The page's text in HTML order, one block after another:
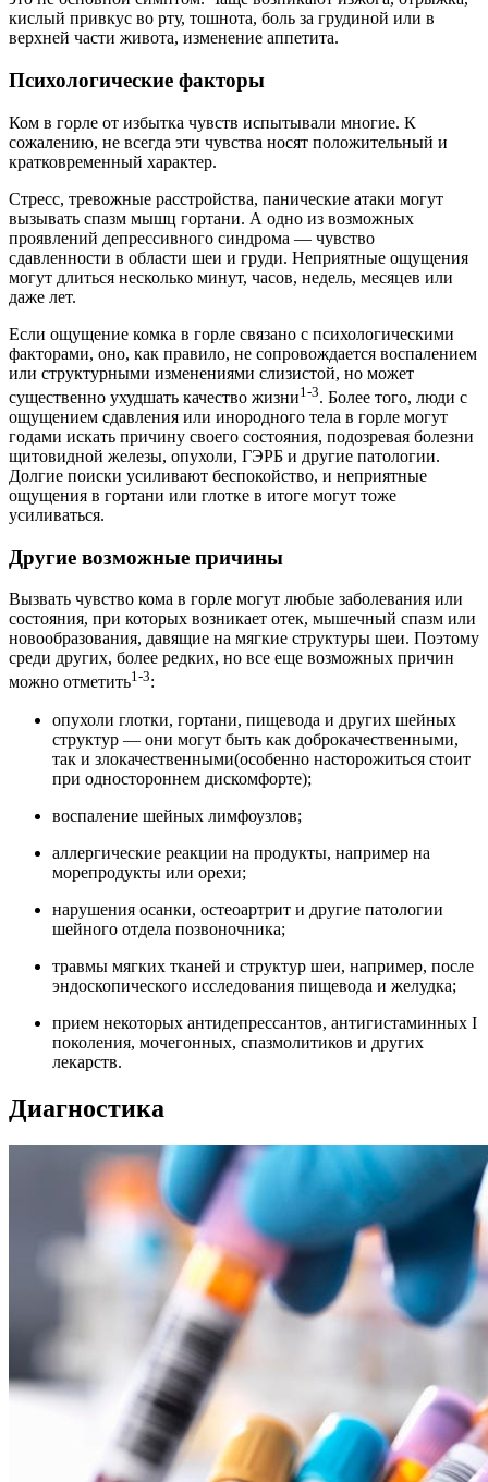
кислый привкус во рту, тошнота, боль за грудиной или в
верхней части живота, изменение аппетита.
Психологические факторы
Ком в горле от избытка чувств испытывали многие. К
сожалению, не всегда эти чувства носят положительный и
кратковременный характер.
Стресс, тревожные расстройства, панические атаки могут
вызывать спазм мышц гортани. А одно из возможных
проявлений депрессивного синдрома — чувство
сдавленности в области шеи и груди. Неприятные ощущения
могут длиться несколько минут, часов, недель, месяцев или
даже лет.
Если ощущение комка в горле связано с психологическими
факторами, оно, как правило, не сопровождается воспалением
или структурными изменениями слизистой, но может
существенно ухудшать качество жизни1-3. Более того, люди с
ощущением сдавления или инородного тела в горле могут
годами искать причину своего состояния, подозревая болезни
щитовидной железы, опухоли, ГЭРБ и другие патологии.
Долгие поиски усиливают беспокойство, и неприятные
ощущения в гортани или глотке в итоге могут тоже
усиливаться.
Другие возможные причины
Вызвать чувство кома в горле могут любые заболевания или
состояния, при которых возникает отек, мышечный спазм или
новообразования, давящие на мягкие структуры шеи. Поэтому
среди других, более редких, но все еще возможных причин
можно отметить1-3:
опухоли глотки, гортани, пищевода и других шейных
структур — они могут быть как доброкачественными,
так и злокачественными(особенно насторожиться стоит
при одностороннем дискомфорте);
воспаление шейных лимфоузлов;
аллергические реакции на продукты, например на
морепродукты или орехи;
нарушения осанки, остеоартрит и другие патологии
шейного отдела позвоночника;
травмы мягких тканей и структур шеи, например, после
эндоскопического исследования пищевода и желудка;
прием некоторых антидепрессантов, антигистаминных I
поколения, мочегонных, спазмолитиков и других
лекарств.
Диагностика